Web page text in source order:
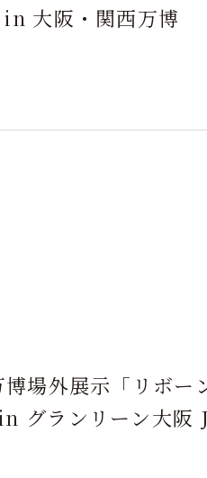
大阪・関西万博
場外展示「リボー
グランリーン大阪